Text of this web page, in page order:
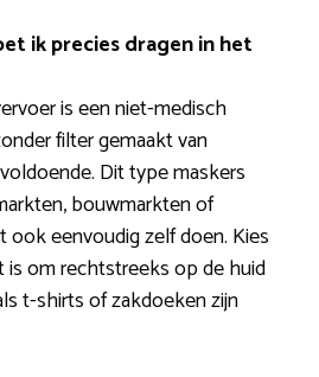
ik precies dragen in het
is een niet-medisch
filter gemaakt van
Dit type maskers
bouwmarkten of
ook eenvoudig zelf doen. Kies
om rechtstreeks op de huid
t-shirts of zakdoeken zijn